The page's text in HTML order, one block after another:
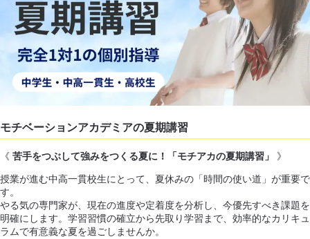
モチベーションアカデミアの夏期講習
《 苦手をつぶして強みをつくる夏に！「モチアカの夏期講習」 》
授業が進む中高一貫校生にとって、夏休みの「時間の使い道」が重要で
す。
やる気の専門家が、現在の進度や定着度を分析し、今優先すべき課題を
明確にします。学習習慣の確立から先取り学習まで、効率的なカリキュ
ラムで有意義な夏を過ごしませんか。